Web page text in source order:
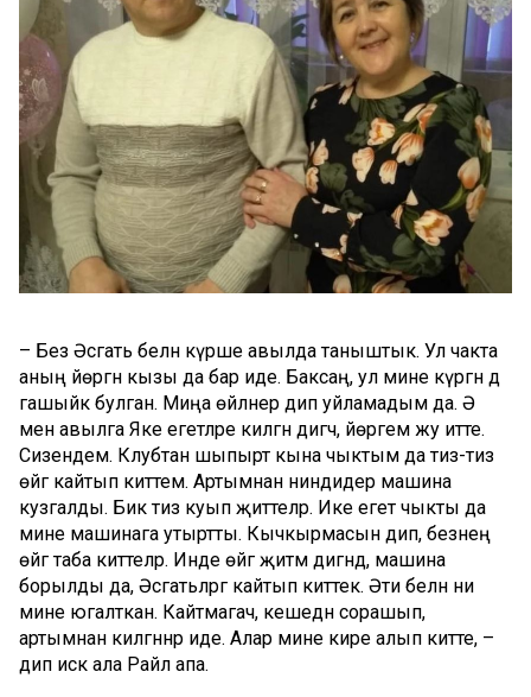
– Без Әсгать белән күрше авылда таныштык. Ул чакта
аның йөргән кызы да бар иде. Баксаң, ул мине күргән дә
гашыйк булган. Миңа өйләнер дип уйламадым да. Ә
менә авылга Яке егетләре килгән дигәч, йөрәгем жу итте.
Сизендем. Клубтан шыпырт кына чыктым да тиз-тиз
өйгә кайтып киттем. Артымнан ниндидер машина
кузгалды. Бик тиз куып җиттеләр. Ике егет чыкты да
мине машинага утыртты. Кычкырмасын дип, безнең
өйгә таба киттеләр. Инде өйгә җитәм дигәндә, машина
борылды да, Әсгатьләргә кайтып киттек. Әти белән әни
мине югалткан. Кайтмагач, кешедән сорашып,
артымнан килгәннәр иде. Алар мине кире алып китте, –
дип искә ала Райлә апа.